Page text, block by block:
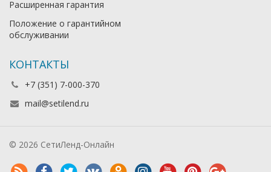
Расширенная гарантия
Положение о гарантийном
обслуживании
КОНТАКТЫ
+7 (351) 7-000-370
mail@setilend.ru
© 2026 СетиЛенд-Онлайн